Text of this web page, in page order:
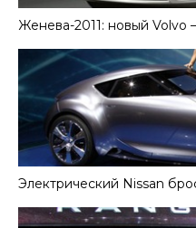
Женева-2011: новый Volvo
Электрический Nissan